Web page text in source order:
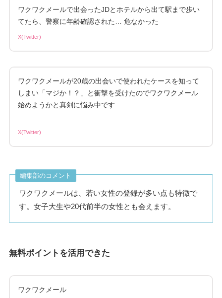
ワクワクメールで出会ったJDとホテルから出て駅まで歩い
てたら、警察に年齢確認された… 危なかった
X(Twitter)
ワクワクメールが20歳の出会いで使われたケースを知って
しまい「マジか！？」と衝撃を受けたのでワクワクメール
始めようかと真剣に悩み中です
X(Twitter)
編集部のコメント
ワクワクメールは、若い女性の登録が多い点も特徴で
す。女子大生や20代前半の女性とも会えます。
無料ポイントを活用できた
ワクワクメール